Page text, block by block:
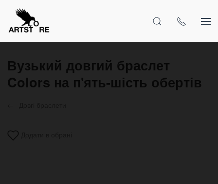
Вузький довгий браслет
Colors на п'ять-шість обертів